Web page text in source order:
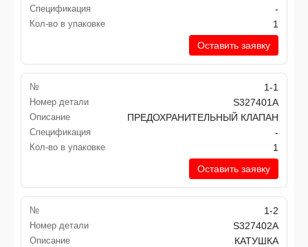
Спецификация -
Кол-во в упаковке
1
Оставить заявку
№ 1-1
Номер детали S327401A
Описание ПРЕДОХРАНИТЕЛЬНЫЙ КЛАПАН
Спецификация -
Кол-во в упаковке
1
Оставить заявку
№ 1-2
Номер детали S327402A
Описание КАТУШКА